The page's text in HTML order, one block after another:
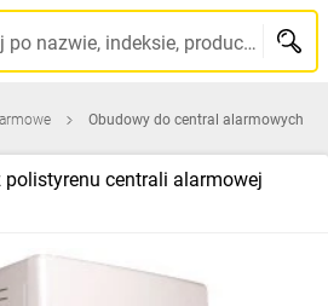
Szukaj po nazwie, indeksie, producencie, kodzie kreskowym...
Obudowy do central alarmowych
centrali alarmowej